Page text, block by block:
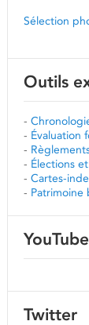
Sélection
Outils
-
- Évaluation
-
- Élections
- Cartes-
-
YouTube
Twitter